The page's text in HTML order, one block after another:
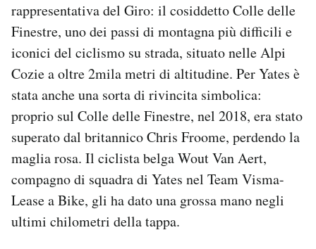
rappresentativa del Giro: il cosiddetto Colle delle
Finestre, uno dei passi di montagna più difficili e
iconici del ciclismo su strada, situato nelle Alpi
Cozie a oltre 2mila metri di altitudine. Per Yates è
stata anche una sorta di rivincita simbolica:
proprio sul Colle delle Finestre, nel 2018, era stato
superato dal britannico Chris Froome, perdendo la
maglia rosa. Il ciclista belga Wout Van Aert,
compagno di squadra di Yates nel Team Visma-
Lease a Bike, gli ha dato una grossa mano negli
ultimi chilometri della tappa.